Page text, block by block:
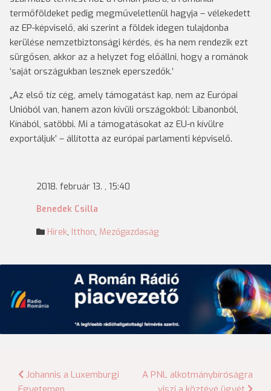
termőföldeket pedig megműveletlenül hagyja – vélekedett
az EP-képviselő, aki szerint a földek idegen tulajdonba
kerülése nemzetbiztonsági kérdés, és ha nem rendezik ezt
sürgősen, akkor az a helyzet fog előállni, hogy a románok
‘saját országukban lesznek eperszedők.’
„Az első tíz cég, amely támogatást kap, nem az Európai
Unióból van, hanem azon kívüli országokból: Libanonból,
Kínából, satöbbi. Mi a támogatásokat az EU-n kívülre
exportáljuk’ – állította az európai parlamenti képviselő.
2018. február 13. , 15:40
Benedek Csilla
Hírek, Itthon, Mezőgazdaság
Bejegyzés
Johannis a Luxemburgi
A PNL alkotmánybíróságra